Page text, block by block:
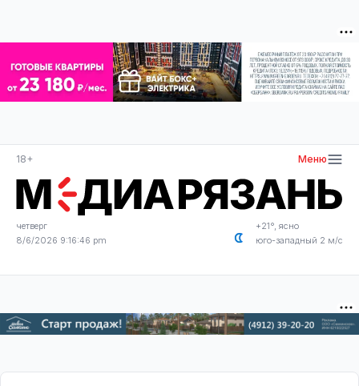
18+ Меню
четверг
8/6/2026 9:16:46 pm
+21°, ясно
юго-западный 2 м/с